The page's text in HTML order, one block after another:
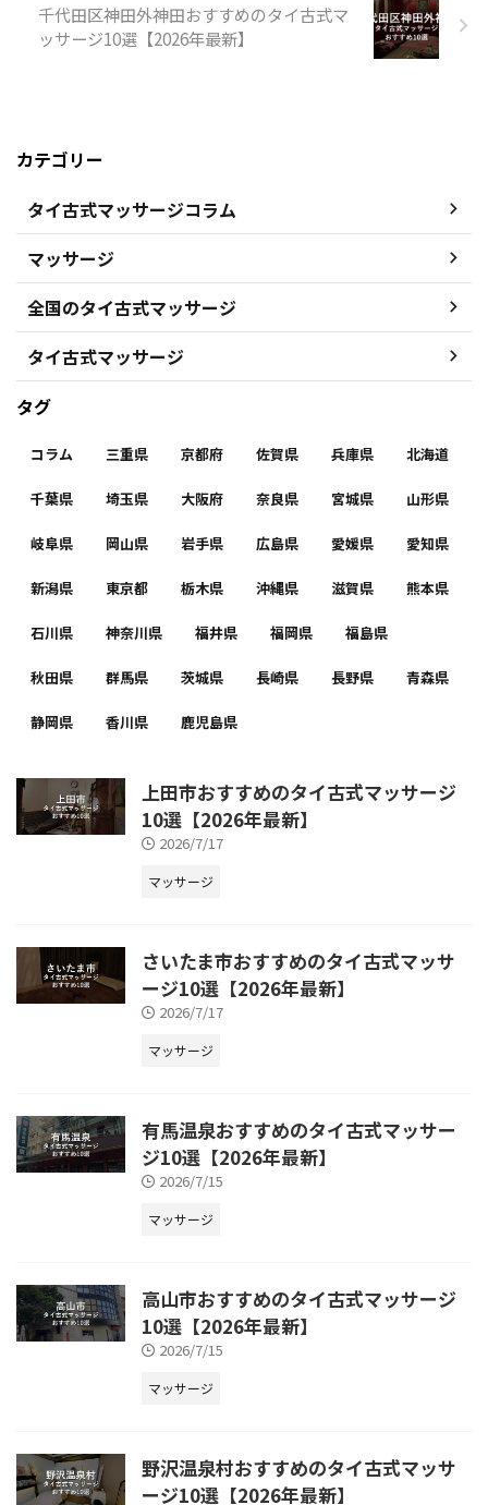
千代田区神田外神田おすすめのタイ古式マ
ッサージ10選【2026年最新】
カテゴリー
タイ古式マッサージコラム
マッサージ
全国のタイ古式マッサージ
タイ古式マッサージ
タグ
コラム 三重県 京都府 佐賀県 兵庫県 北海道
千葉県 埼玉県 大阪府 奈良県 宮城県 山形県
岐阜県 岡山県 岩手県 広島県 愛媛県 愛知県
新潟県 東京都 栃木県 沖縄県 滋賀県 熊本県
石川県 神奈川県 福井県 福岡県 福島県
秋田県 群馬県 茨城県 長崎県 長野県 青森県
静岡県 香川県 鹿児島県
上田市おすすめのタイ古式マッサージ
10選【2026年最新】
2026/7/17
マッサージ
さいたま市おすすめのタイ古式マッサ
ージ10選【2026年最新】
2026/7/17
マッサージ
有馬温泉おすすめのタイ古式マッサー
ジ10選【2026年最新】
2026/7/15
マッサージ
高山市おすすめのタイ古式マッサージ
10選【2026年最新】
2026/7/15
マッサージ
野沢温泉村おすすめのタイ古式マッサ
ージ10選【2026年最新】